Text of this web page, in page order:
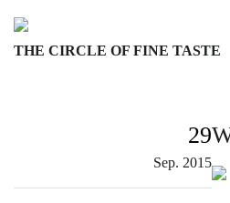
content
THE CIRCLE OF FINE TASTE
29
Sep. 2015